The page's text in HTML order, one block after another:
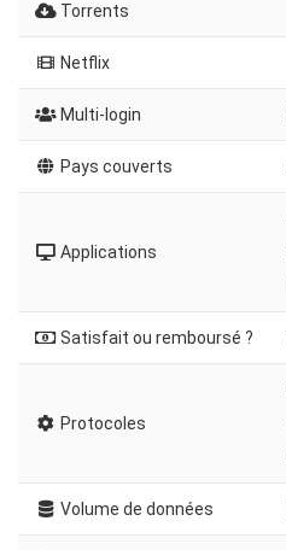
Torrents
Netflix
Multi-login
Pays couverts
Applications
Satisfait ou remboursé ?
Protocoles
Volume de données